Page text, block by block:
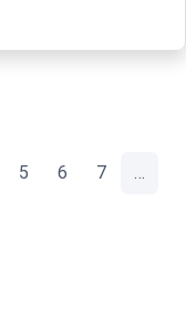
5 6 7 …